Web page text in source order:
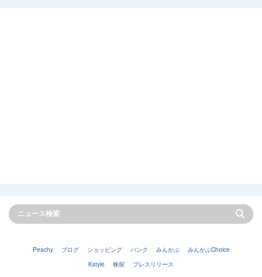
Peachy ブログ ショッピング バンク みんかぶ
みんかぶChoice
Kstyle
株探 プレスリリース